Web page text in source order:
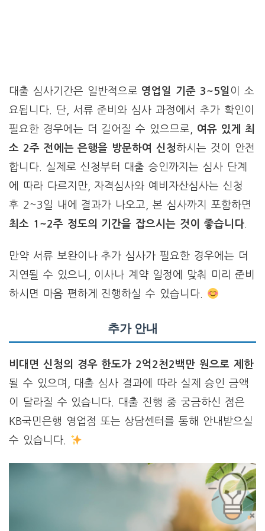
대출 심사기간은 일반적으로 영업일 기준 3~5일 이 소
요됩니다. 단, 서류 준비와 심사 과정에서 추가 확인이
필요한 경우에는 더 길어질 수 있으므로, 여유 있게 최
소 2주 전에는 은행을 방문하여 신청하시는 것이 안전
합니다. 실제로 신청부터 대출 승인까지는 심사 단계
에 따라 다르지만, 자격심사와 예비자산심사는 신청
후 2~3일 내에 결과가 나오고, 본 심사까지 포함하면
최소 1~2주 정도의 기간을 잡으시는 것이 좋습니다.
만약 서류 보완이나 추가 심사가 필요한 경우에는 더
지연될 수 있으니, 이사나 계약 일정에 맞춰 미리 준비
하시면 마음 편하게 진행하실 수 있습니다.
추가 안내
비대면 신청의 경우 한도가 2억2천2백만 원으로 제한
될 수 있으며, 대출 심사 결과에 따라 실제 승인 금액
이 달라질 수 있습니다. 대출 진행 중 궁금하신 점은
KB국민은행 영업점 또는 상담센터를 통해 안내받으실
수 있습니다.